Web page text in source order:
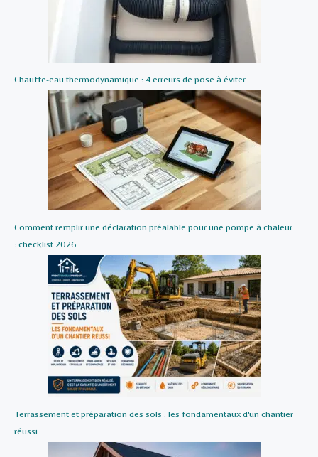
Chauffe-eau thermodynamique : 4 erreurs de pose à éviter
Comment remplir une déclaration préalable pour une pompe à chaleur
: checklist 2026
Terrassement et préparation des sols : les fondamentaux d’un chantier
réussi